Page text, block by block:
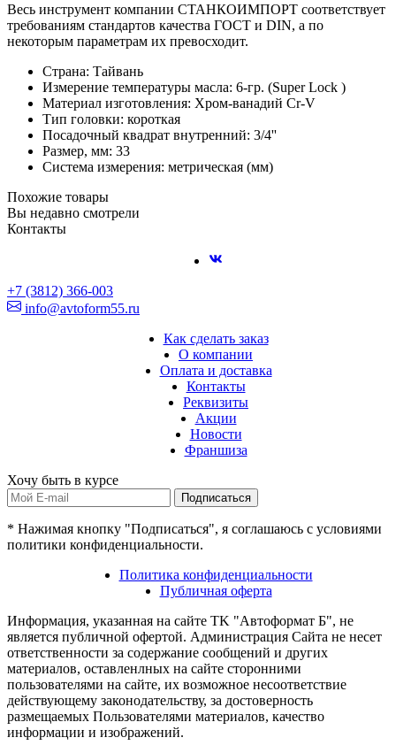
Весь инструмент компании СТАНКОИМПОРТ соответствует
требованиям стандартов качества ГОСТ и DIN, а по
некоторым параметрам их превосходит.
Страна: Тайвань
Измерение температуры масла: 6-гр. (Super Lock )
Материал изготовления: Хром-ванадий Cr-V
Тип головки: короткая
Посадочный квадрат внутренний: 3/4''
Размер, мм: 33
Система измерения: метрическая (мм)
Похожие товары
Вы недавно смотрели
Контакты
+7 (3812) 366-003
info@avtoform55.ru
Как сделать заказ
О компании
Оплата и доставка
Контакты
Реквизиты
Акции
Новости
Франшиза
Хочу быть в курсе
Подписаться
* Нажимая кнопку "Подписаться", я соглашаюсь с условиями
политики конфиденциальности.
Политика конфиденциальности
Публичная оферта
Информация, указанная на сайте TK "Автоформат Б", не
является публичной офертой. Администрация Сайта не несет
ответственности за содержание сообщений и других
материалов, оставленлных на сайте сторонними
пользователями на сайте, их возможное несоответствие
действующему законодательству, за достоверность
размещаемых Пользователями материалов, качество
информации и изображений.